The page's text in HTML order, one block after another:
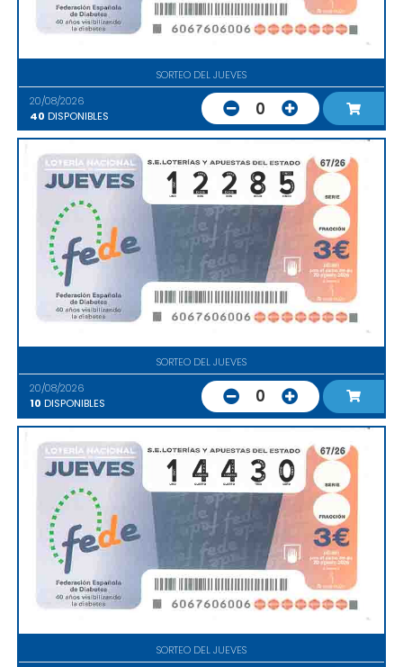
SORTEO DEL JUEVES
20/08/2026
40 DISPONIBLES 0
SORTEO DEL JUEVES
20/08/2026
10 DISPONIBLES 0
SORTEO DEL JUEVES